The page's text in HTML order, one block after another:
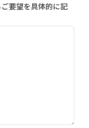
要望を具体的に記